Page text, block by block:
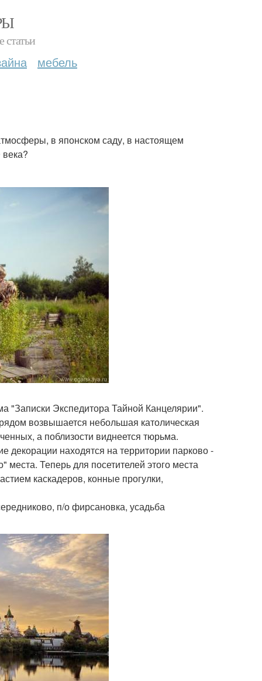
статьи
мебель
в японском саду, в настоящем
"Записки Экспедитора Тайной Канцелярии".
возвышается небольшая католическая
а поблизости виднеется тюрьма.
находятся на территории парково -
места. Теперь для посетителей этого места
каскадеров, конные прогулки,
п/о фирсановка, усадьба